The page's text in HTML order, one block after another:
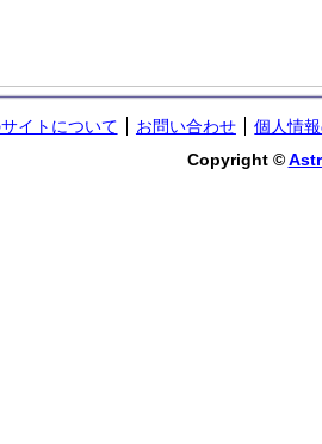
イトについて お問い合わせ
個人情
Copyright ©